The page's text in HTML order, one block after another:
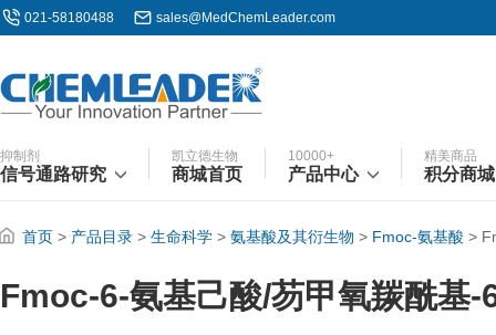
021-58180488 sales@MedChemLeader.com
抑制剂
信号通路研究
凯立德生物
商城首页
10000+
产品中心
精美商品
积分商城
首页 > 产品目录 > 生命科学 > 氨基酸及其衍生物 > Fmoc-氨基酸 >
Fmoc-6-氨基己酸/芴甲氧羰酰基-